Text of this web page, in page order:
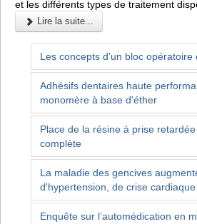
et les différents types de traitement
Lire la suite...
Les concepts d’un bloc
Adhésifs dentaires haute
monomère à base d'éther
Place de la résine à prise
complète
La maladie des gencives
d'hypertension, de crise cardiaque
Enquête sur l’automédication en